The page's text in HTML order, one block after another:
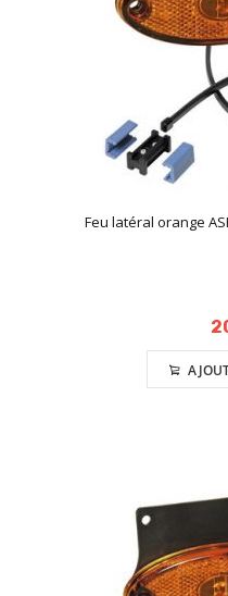
Feu latéral orange